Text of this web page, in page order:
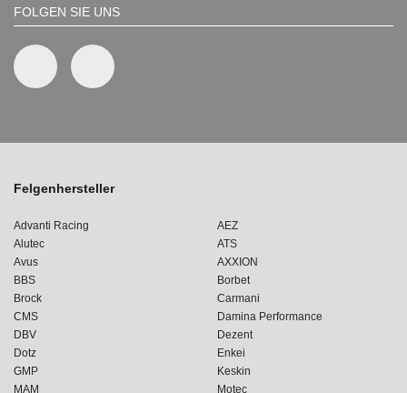
FOLGEN SIE UNS
Felgenhersteller
Advanti Racing
AEZ
Alutec
ATS
Avus
AXXION
BBS
Borbet
Brock
Carmani
CMS
Damina Performance
DBV
Dezent
Dotz
Enkei
GMP
Keskin
MAM
Motec